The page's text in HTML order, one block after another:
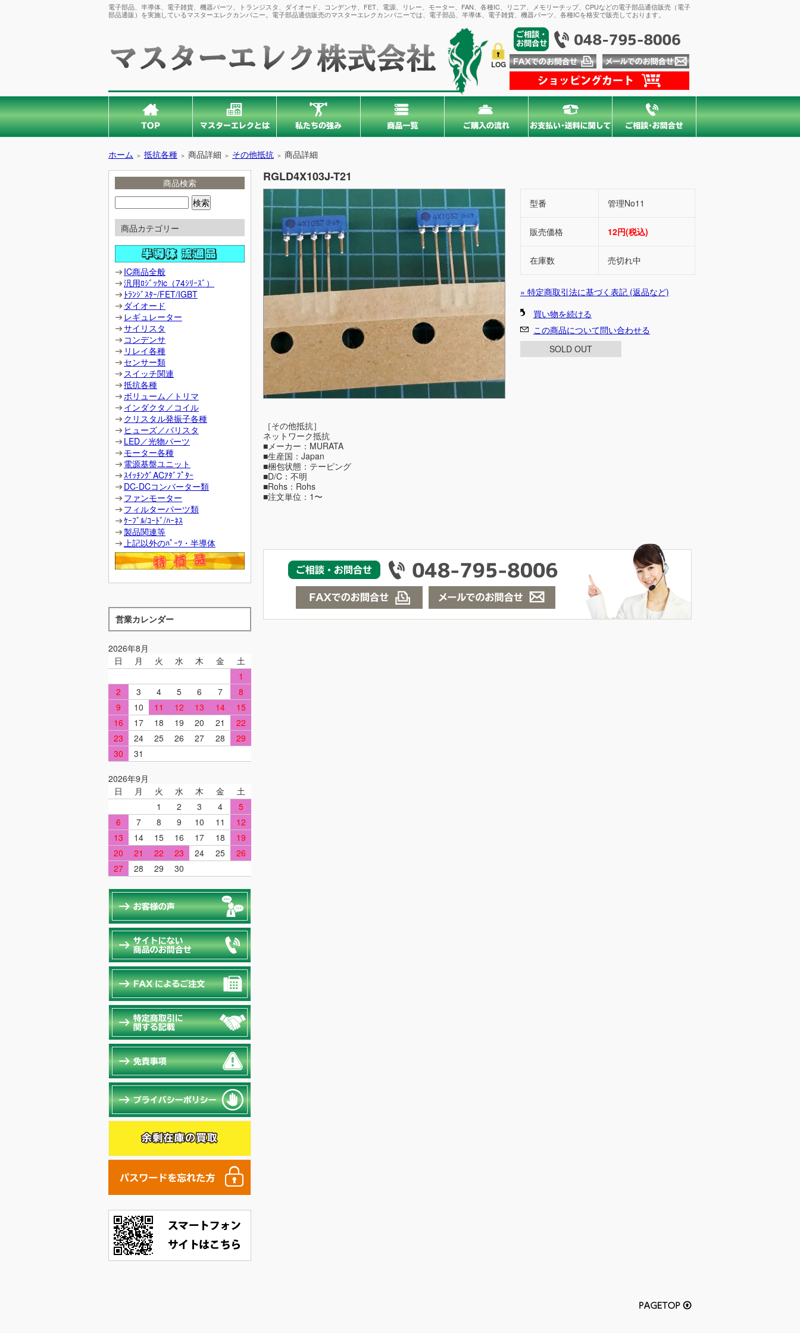
電子部品、半導体、電子雑貨、機器パーツ、トランジスタ、ダイオード、コンデンサ、FET、電源、リレー、モーター、FAN、各種IC、リニア、メモリーチップ、CPUなどの電子部品通信販売（電子
部品通販）を実施しているマスターエレクカンパニー。電子部品通信販売のマスターエレクカンパニーでは、電子部品、半導体、電子雑貨、機器パーツ、各種ICを格安で販売しております。
LOG
ホーム ＞ 抵抗各種 ＞ 商品詳細 ＞ その他抵抗 ＞ 商品詳細
商品検索
商品カテゴリー
IC商品全般
汎用ﾛｼﾞｯｸic（74ｼﾘｰｽﾞ）
ﾄﾗﾝｼﾞｽﾀｰ/FET/IGBT
ダイオード
レギュレーター
サイリスタ
コンデンサ
リレイ各種
センサー類
スイッチ関連
抵抗各種
ボリューム／トリマ
インダクタ／コイル
クリスタル発振子各種
ヒューズ／バリスタ
LED／光物パーツ
モーター各種
電源基盤ユニット
ｽｲｯﾁﾝｸﾞACｱﾀﾞﾌﾟﾀｰ
DC-DCコンバーター類
ファンモーター
フィルターパーツ類
ｹｰﾌﾞﾙ/ｺｰﾄﾞ/ﾊｰﾈｽ
製品関連等
上記以外のﾊﾟｰﾂ・半導体
営業カレンダー
2026年8月
日
月 火 水 木 金
土
1
2
3 4 5 6 7
8
9
10 11 12 13 14
15
16
17 18 19 20 21
22
23
24 25 26 27 28
29
30
31
2026年9月
日
月 火 水 木 金
土
1
2 3 4
5
6
7 8 9 10 11
12
13
14 15 16 17 18
19
20
21 22 23 24 25
26
27
28 29 30
RGLD4X103J-T21
型番 管理No11
販売価格 12円(税込)
在庫数 売切れ中
» 特定商取引法に基づく表記 (返品など)
買い物を続ける
この商品について問い合わせる
SOLD OUT
［その他抵抗］
ネットワーク抵抗
■メーカー：MURATA
■生産国：Japan
■梱包状態：テーピング
■D/C：不明
■Rohs：Rohs
■注文単位：1〜